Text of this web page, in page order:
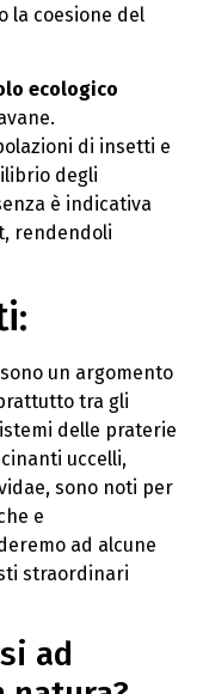
la coesione del
ecologico
di insetti e
degli
è indicativa
rendendoli
un argomento
tra gli
delle praterie
uccelli,
sono noti per
e
ad alcune
straordinari
ad